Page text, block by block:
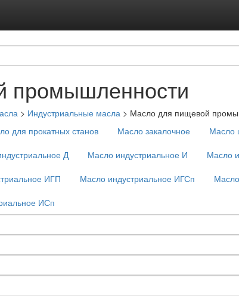
промышленности
> Индустриальные масла > Масло для пищевой
для прокатных станов Масло закалочное
Масло
Д Масло индустриальное И
Масло
ИГП Масло индустриальное ИГСп
ИСп